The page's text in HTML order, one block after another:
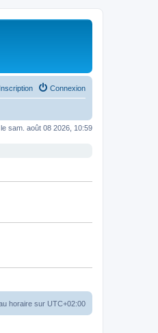
Connexion
Inscription
sam. août 08 2026, 10:59
horaire sur UTC+02:00